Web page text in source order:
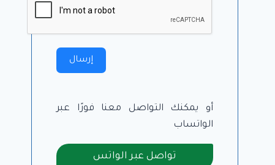
كيف تصنع فيديو تعليمي؟
إرسال
أو يمكنك التواصل معنا فورًا عبر
الواتساب
تواصل عبر الواتس